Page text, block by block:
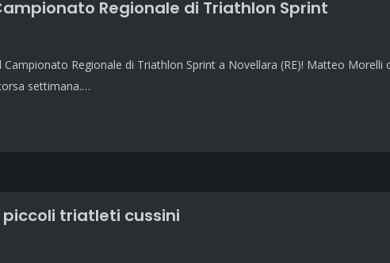
Regionale di Triathlon Sprint
Regionale di Triathlon Sprint a Novellara (RE)! Matteo Morelli
settimana.…
triatleti cussini